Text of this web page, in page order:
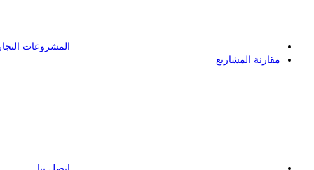
المشروعات
مقارنة المشاريع